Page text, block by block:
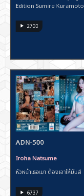
Edition Sumire Kuramoto
2700
ADN-500
Iroha Natsume
หัวหน้าเธอเมา ต้องเอาให้มันส์
6737